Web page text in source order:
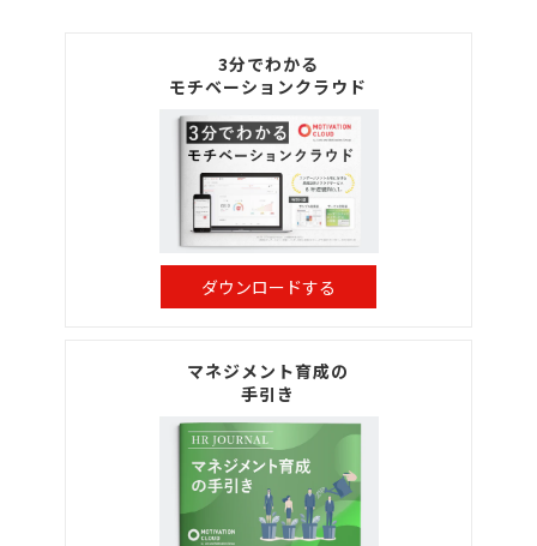
3分でわかる
モチベーションクラウド
ダウンロードする
マネジメント育成の
手引き